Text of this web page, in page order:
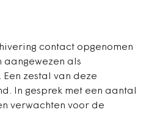
contact opgenomen
aangewezen als
zestal van deze
In gesprek met een aantal
verwachten voor de